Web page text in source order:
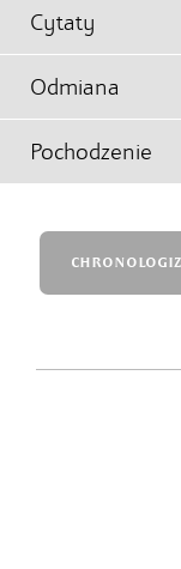
Cytaty
Odmiana
Pochodzenie